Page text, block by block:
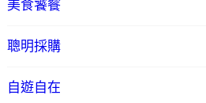
美食饕餮
聰明採購
自遊自在